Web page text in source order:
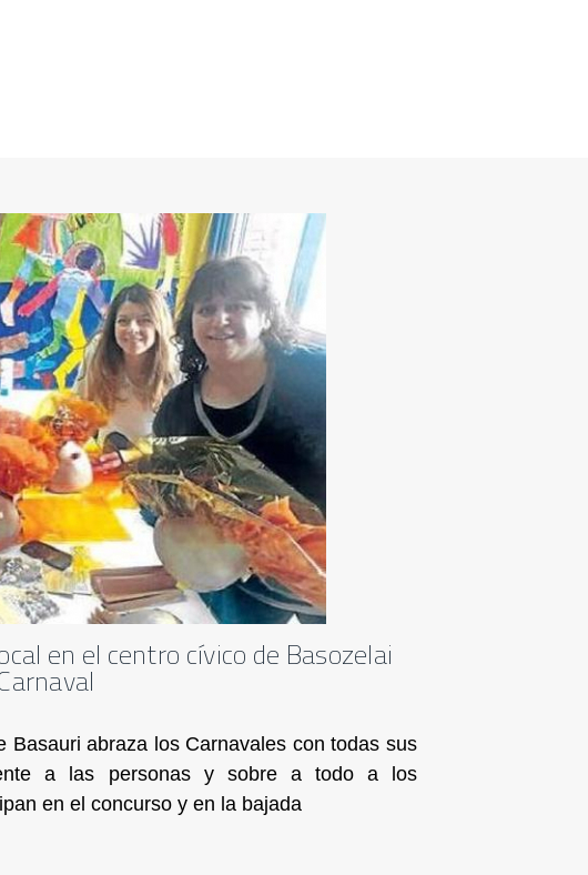
en el centro cívico de Basozelai
Basauri abraza los Carnavales con todas sus
a las personas y sobre a todo a los
en el concurso y en la bajada